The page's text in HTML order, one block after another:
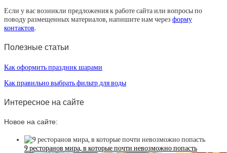
Если у вас возникли предложения к работе сайта или вопросы по
поводу размещенных материалов, напишите нам через форму
контактов.
Полезные статьи
Как оформить праздник шарами
Как правильно выбрать фильтр для воды
Интересное на сайте
Новое на сайте:
9 ресторанов мира, в которые почти невозможно попасть